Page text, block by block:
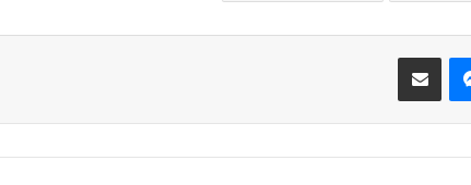
ماسنجر مشاركة عبر البريد